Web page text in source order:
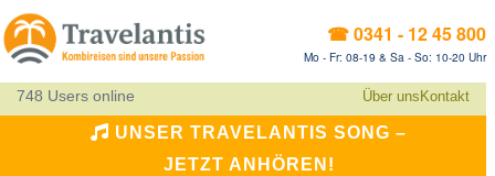
☎ 0341 - 12 45 800
Mo - Fr: 08-19 & Sa - So: 10-20 Uhr
748 Users online Über uns Kontakt
UNSER TRAVELANTIS SONG –
JETZT ANHÖREN!